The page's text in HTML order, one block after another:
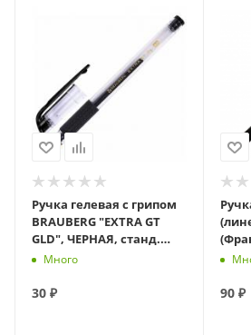
Ручка гелевая с грипом
BRAUBERG "EXTRA GT
GLD", ЧЕРНАЯ, станд.
узел 0,5 мм, линия 0,35
Много
30 ₽ 90 ₽